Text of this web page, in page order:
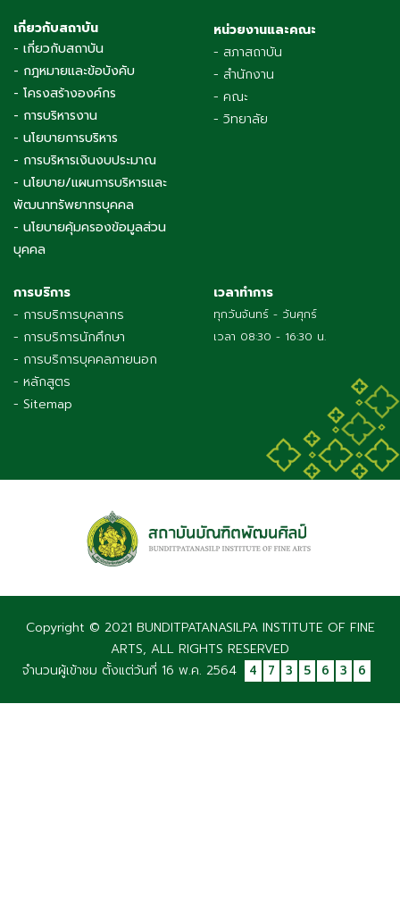
เกี่ยวกับสถาบัน
- เกี่ยวกับสถาบัน
- กฎหมายและข้อบังคับ
- โครงสร้างองค์กร
- การบริหารงาน
- นโยบายการบริหาร
- การบริหารเงินงบประมาณ
- นโยบาย/แผนการบริหารและ
พัฒนาทรัพยากรบุคคล
- นโยบายคุ้มครองข้อมูลส่วน
บุคคล
หน่วยงานและคณะ
- สภาสถาบัน
- สำนักงาน
- คณะ
- วิทยาลัย
การบริการ
- การบริการบุคลากร
- การบริการนักศึกษา
- การบริการบุคคลภายนอก
- หลักสูตร
- Sitemap
เวลาทำการ
ทุกวันจันทร์ - วันศุกร์
เวลา 08:30 - 16:30 น.
Copyright © 2021 BUNDITPATANASILPA INSTITUTE OF FINE
ARTS, ALL RIGHTS RESERVED
จำนวนผู้เข้าชม ตั้งแต่วันที่ 16 พ.ค. 2564
4 7 3 5 6 3 6